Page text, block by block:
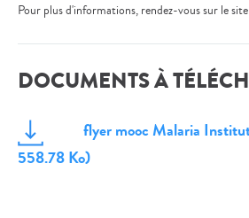
Pour plus d'informations, rendez-vous sur le site
DOCUMENTS À
flyer mooc Malaria
558.78 Ko)